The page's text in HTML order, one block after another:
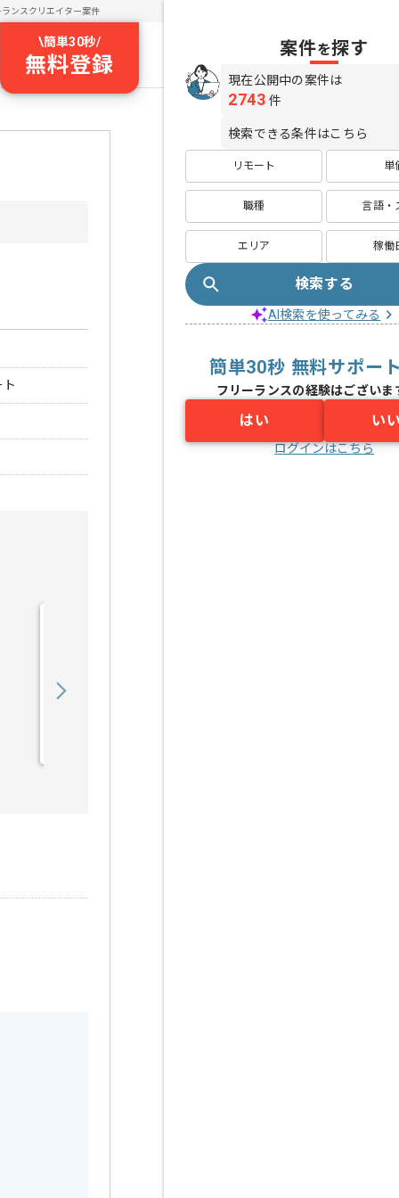
ランスクリエイター案件
\簡単30秒/
無料登録
案件を探す
現在公開中の案件は
2743 件
検索できる条件はこちら
リモート 単
職種 言語・
エリア 稼働
検索する
AI検索を使ってみる
簡単30秒 無料サポー
フリーランスの経験はございま
はい い
ログインはこちら